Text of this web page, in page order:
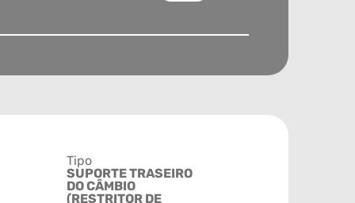
Tipo
SUPORTE TRASEIRO
DO CÂMBIO
(RESTRITOR DE